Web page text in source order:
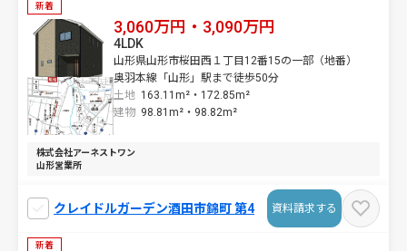
新着
3,060万円・3,090万円
山形県山形市桜田西１丁目12番15の一部（地番）
奥羽本線「山形」駅まで徒歩50分
土地 163.11m²・ 172.85m²
4LDK
建物 98.81m²・ 98.82m²
株式会社アーネストワン
山形営業所
クレイドルガーデン酒田市錦町 第4 資料請求する
新着